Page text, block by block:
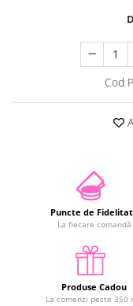
Cod
Puncte de
La fiecare comandă
Produse Cadou
La comenzi peste 350